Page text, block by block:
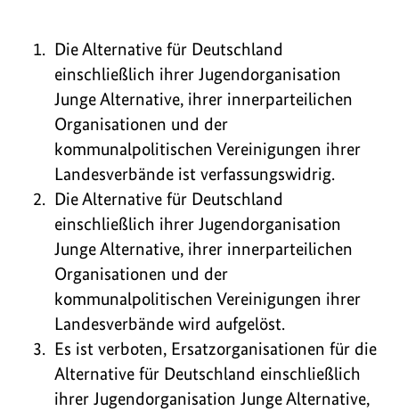
Die Alternative für Deutschland
einschließlich ihrer Jugendorganisation
Junge Alternative, ihrer innerparteilichen
Organisationen und der
kommunalpolitischen Vereinigungen ihrer
Landesverbände ist verfassungswidrig.
Die Alternative für Deutschland
einschließlich ihrer Jugendorganisation
Junge Alternative, ihrer innerparteilichen
Organisationen und der
kommunalpolitischen Vereinigungen ihrer
Landesverbände wird aufgelöst.
Es ist verboten, Ersatzorganisationen für die
Alternative für Deutschland einschließlich
ihrer Jugendorganisation Junge Alternative,